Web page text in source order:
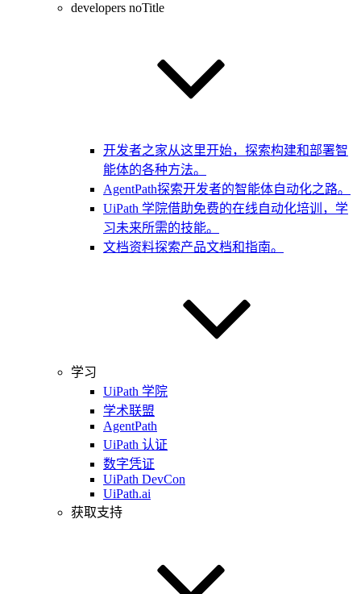
developers noTitle
开发者之家从这里开始，探索构建和部署智
能体的各种方法。
AgentPath探索开发者的智能体自动化之路。
UiPath 学院借助免费的在线自动化培训，学
习未来所需的技能。
文档资料探索产品文档和指南。
学习
UiPath 学院
学术联盟
AgentPath
UiPath 认证
数字凭证
UiPath DevCon
UiPath.ai
获取支持